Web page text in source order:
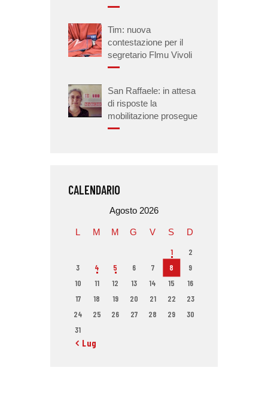
Tim: nuova
contestazione per il
segretario Flmu Vivoli
San Raffaele: in attesa
di risposte la
mobilitazione prosegue
CALENDARIO
Agosto 2026
L M M G V S D
1
2
3
4 5 6 7 8
9
10
11 12 13 14 15
16
17
18 19 20 21 22
23
24
25 26 27 28 29
30
31
« Lug